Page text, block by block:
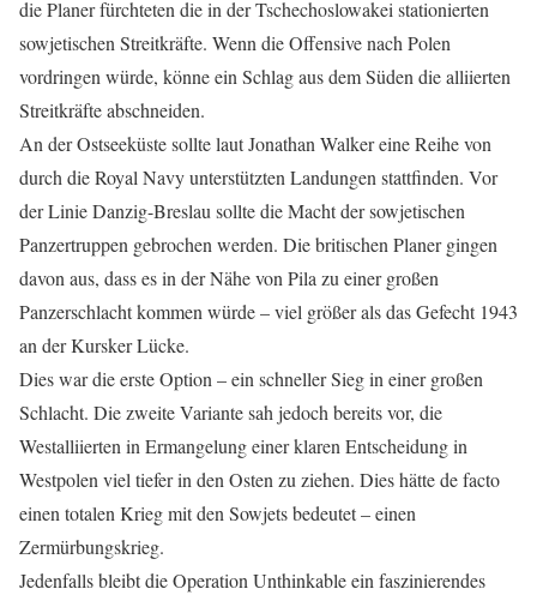
die Planer fürchteten die in der Tschechoslowakei stationierten
sowjetischen Streitkräfte. Wenn die Offensive nach Polen
vordringen würde, könne ein Schlag aus dem Süden die alliierten
Streitkräfte abschneiden.
An der Ostseeküste sollte laut Jonathan Walker eine Reihe von
durch die Royal Navy unterstützten Landungen stattfinden. Vor
der Linie Danzig-Breslau sollte die Macht der sowjetischen
Panzertruppen gebrochen werden. Die britischen Planer gingen
davon aus, dass es in der Nähe von Pila zu einer großen
Panzerschlacht kommen würde – viel größer als das Gefecht 1943
an der Kursker Lücke.
Dies war die erste Option – ein schneller Sieg in einer großen
Schlacht. Die zweite Variante sah jedoch bereits vor, die
Westalliierten in Ermangelung einer klaren Entscheidung in
Westpolen viel tiefer in den Osten zu ziehen. Dies hätte de facto
einen totalen Krieg mit den Sowjets bedeutet – einen
Zermürbungskrieg.
Jedenfalls bleibt die Operation Unthinkable ein faszinierendes